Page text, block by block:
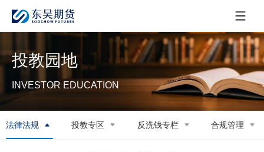
投教园地
INVESTOR EDUCATION
法律法规 投教专区 反洗钱专栏 合规管理